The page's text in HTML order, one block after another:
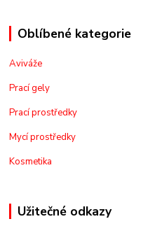
Oblíbené kategorie
Aviváže
Prací gely
Prací prostředky
Mycí prostředky
Kosmetika
Užitečné odkazy